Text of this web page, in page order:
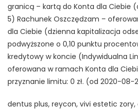
granicą – kartą do Konta dla Ciebie
5) Rachunek Oszczędzam –
dla Ciebie (dzienna kapitalizacja
podwyższone o 0,10 punktu
kredytowy w koncie (Indywidualna
oferowana w ramach Konta dla
przyznanie limitu: 0 zł. (od 2020-08-
dentus plus, reycon, vivi estetic